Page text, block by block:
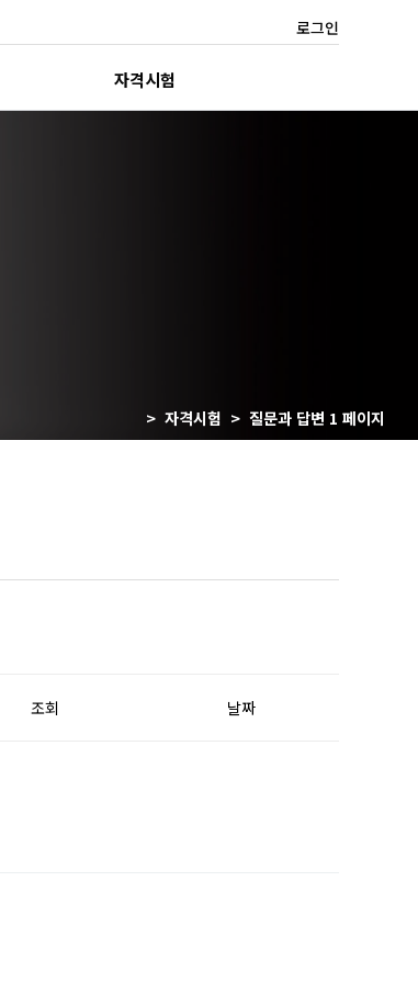
자격시험
로그인
> 자격시험 > 질문과 답변 1 페이지
조회 날짜